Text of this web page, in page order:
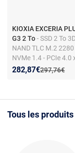
KIOXIA EXCERIA
G3 2 To- SSD 2 To
NAND TLC M.2 2280
NVMe 1.4 - PCIe 4.0
Ancien prix :
297,76€
Nouveau prix :
282,87€
Réduction de :
Tous les